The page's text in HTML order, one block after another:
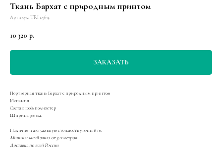
Ткань Бархат с природным принтом
Артикул:TRI 1.96-4
10 320 р.
ЗАКАЗАТЬ
Портьерная ткань Бархат с природным принтом
Испания
Состав: 100% полиэстер
Ширина 300 см.
Наличие и актуальную стоимость уточняйте.
Минимальный заказ от 3-х метров
Доставка по всей России